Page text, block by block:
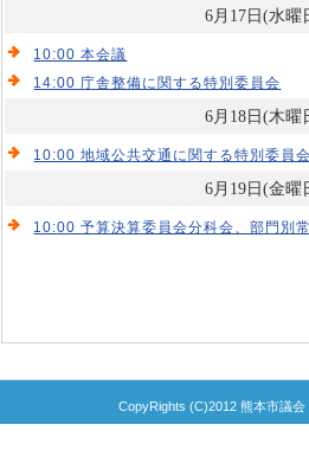
6月17日(水曜
10:00 本会議
14:00 庁舎整備に関する特別委員会
6月18日(木曜
10:00 地域公共交通に関する特別委員会
6月19日(金曜
10:00 予算決算委員会分科会、部門別
CopyRights (C)2012 熊本市議